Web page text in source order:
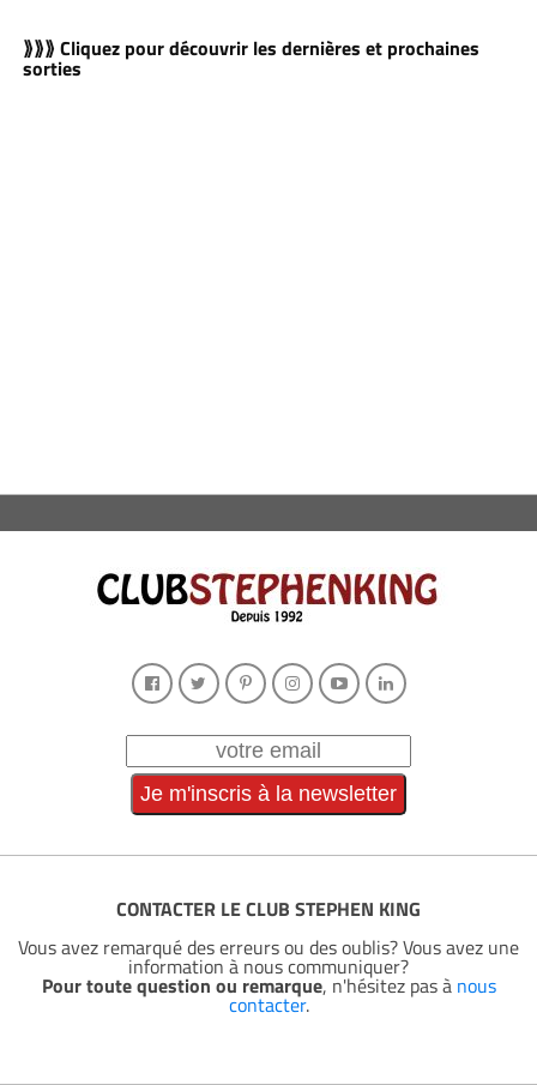
⟫⟫⟫ Cliquez pour découvrir les dernières et prochaines
sorties
CONTACTER LE CLUB STEPHEN KING
Vous avez remarqué des erreurs ou des oublis? Vous avez une
information à nous communiquer?
Pour toute question ou remarque, n'hésitez pas à nous
contacter.